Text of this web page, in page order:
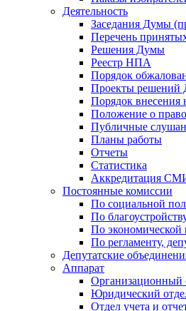
Деятельность
Заседания Думы
Перечень
Решения Думы
Реестр НПА
Порядок
Проекты решений
Порядок
Положение о
Публичные
Планы работы
Отчеты
Статистика
Аккредитация
Постоянные комиссии
По социальной
По
По экономической
По регламенту,
Депутатские
Аппарат
Организационный
Юридический
Отдел учета и